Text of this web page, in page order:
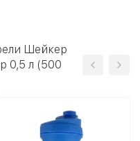
Шейкер
0,5 л (500